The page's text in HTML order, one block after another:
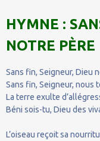
HYMNE :
NOTRE PÈRE
Sans fin, Seigneur, Dieu
Sans fin, Seigneur, nous
La terre exulte
Béni sois-tu, Dieu des
L’oiseau reçoit sa